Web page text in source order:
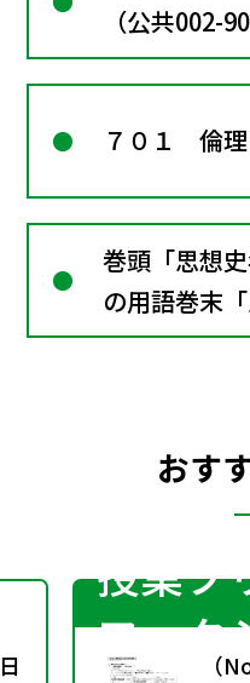
（公共002-
７０１ 倫理
巻頭「思想
の用語巻末
おす
授業プ
ワーク（